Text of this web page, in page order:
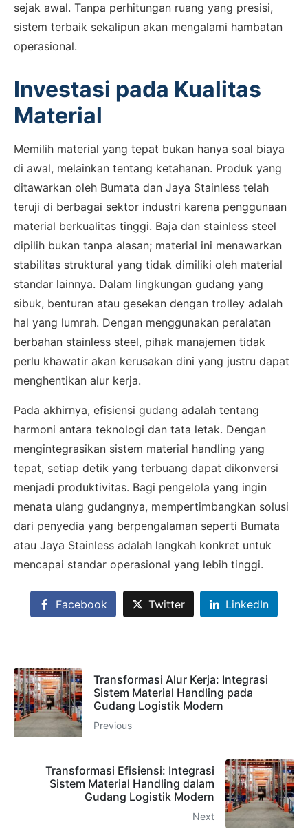
sejak awal. Tanpa perhitungan ruang yang presisi,
sistem terbaik sekalipun akan mengalami hambatan
operasional.
Investasi pada Kualitas
Material
Memilih material yang tepat bukan hanya soal biaya
di awal, melainkan tentang ketahanan. Produk yang
ditawarkan oleh Bumata dan Jaya Stainless telah
teruji di berbagai sektor industri karena penggunaan
material berkualitas tinggi. Baja dan stainless steel
dipilih bukan tanpa alasan; material ini menawarkan
stabilitas struktural yang tidak dimiliki oleh material
standar lainnya. Dalam lingkungan gudang yang
sibuk, benturan atau gesekan dengan trolley adalah
hal yang lumrah. Dengan menggunakan peralatan
berbahan stainless steel, pihak manajemen tidak
perlu khawatir akan kerusakan dini yang justru dapat
menghentikan alur kerja.
Pada akhirnya, efisiensi gudang adalah tentang
harmoni antara teknologi dan tata letak. Dengan
mengintegrasikan sistem material handling yang
tepat, setiap detik yang terbuang dapat dikonversi
menjadi produktivitas. Bagi pengelola yang ingin
menata ulang gudangnya, mempertimbangkan solusi
dari penyedia yang berpengalaman seperti Bumata
atau Jaya Stainless adalah langkah konkret untuk
mencapai standar operasional yang lebih tinggi.
Facebook Twitter LinkedIn
Transformasi Alur Kerja: Integrasi
Sistem Material Handling pada
Gudang Logistik Modern
Previous
Transformasi Efisiensi: Integrasi
Sistem Material Handling dalam
Gudang Logistik Modern
Next
SALES ASSISTANCE
Hubungi Tim Sales
Konsultasikan kebutuhan proyek Anda, dapatkan
Admin 1
Admin 2